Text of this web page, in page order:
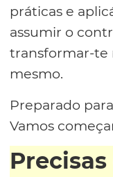
práticas e
assumir o
transformar-te
mesmo.
Preparado
Vamos